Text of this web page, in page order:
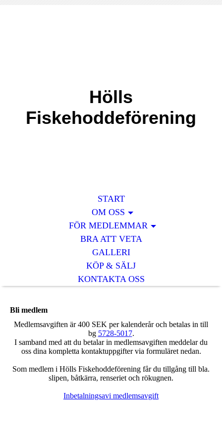
Hölls
Fiskehoddeförening
START
OM OSS
FÖR MEDLEMMAR
BRA ATT VETA
GALLERI
KÖP & SÄLJ
KONTAKTA OSS
Bli medlem
Medlemsavgiften är 400 SEK per kalenderår och betalas in till
bg 5728-5017.
I samband med att du betalar in medlemsavgiften meddelar du
oss dina kompletta kontaktuppgifter via formuläret nedan.
Som medlem i Hölls Fiskehoddeförening får du tillgång till bla.
slipen, båtkärra, renseriet och rökugnen.
Inbetalningsavi medlemsavgift